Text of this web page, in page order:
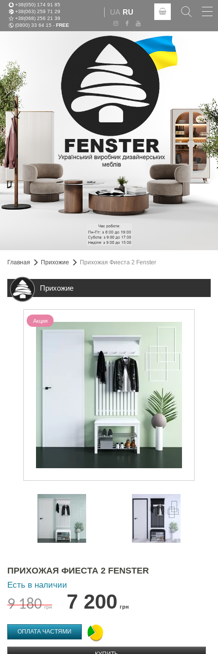
+38(050) 174 91 85
+38(063) 259 71 29
+38(068) 256 21 39
(0800) 33 64 15 - FREE
UA RU
Главная Прихожие Прихожая Фиеста 2 Fenster
Прихожие
Акция
ПРИХОЖАЯ ФИЕСТА 2 FENSTER
Есть в наличии
9 180 грн 7 200 грн
ОПЛАТА ЧАСТЯМИ